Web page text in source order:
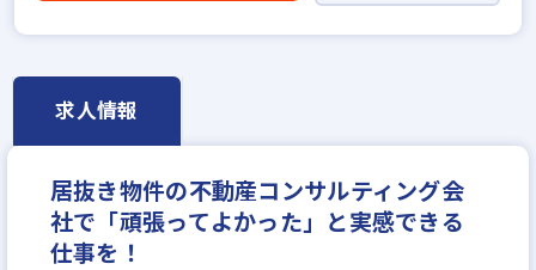
求人情報
居抜き物件の不動産コンサルティング会
社で「頑張ってよかった」と実感できる
仕事を！